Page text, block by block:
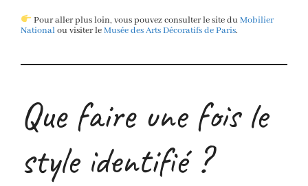
Pour aller plus loin, vous pouvez consulter le site duMobilier
Nationalou visiter leMusée des Arts Décoratifs de Paris.
Que faire une fois le
style identifié ?